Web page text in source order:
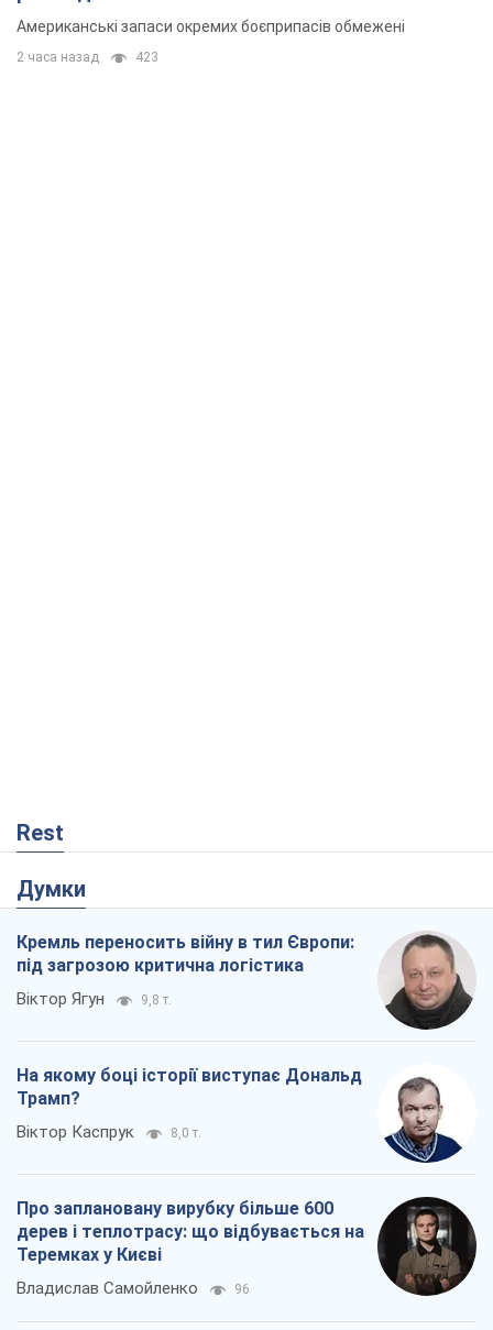
Американські запаси окремих боєприпасів обмежені
2 часа назад 423
Rest
Думки
Кремль переносить війну в тил Європи:
під загрозою критична логістика
Віктор Ягун 9,8 т.
На якому боці історії виступає Дональд
Трамп?
Віктор Каспрук 8,0 т.
Про заплановану вирубку більше 600
дерев і теплотрасу: що відбувається на
Теремках у Києві
Владислав Самойленко 96